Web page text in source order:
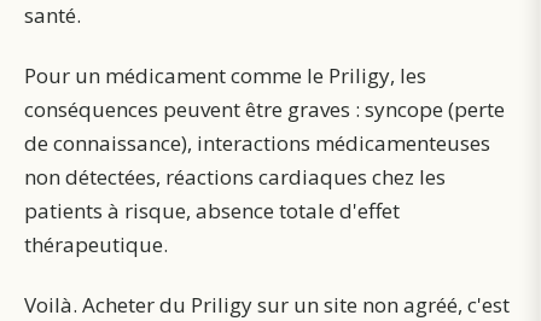
santé.
Pour un médicament comme le Priligy, les
conséquences peuvent être graves : syncope (perte
de connaissance), interactions médicamenteuses
non détectées, réactions cardiaques chez les
patients à risque, absence totale d'effet
thérapeutique.
Voilà. Acheter du Priligy sur un site non agréé, c'est